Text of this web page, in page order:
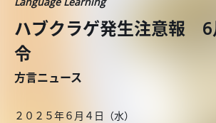
ハブクラゲ発生注意報 6
令
方言ニュース
２０２５年６月４日（水）